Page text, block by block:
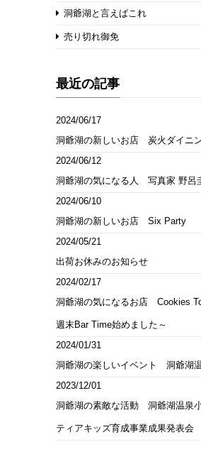
洞爺湖と言えばこれ
売り切れ御免
最近の記事
2024/06/17
洞爺湖の新しいお店 炭火ダイニ
2024/06/12
洞爺湖の気になる人 写真家 野呂
2024/06/10
洞爺湖の新しいお店 Six Party
2024/05/21
出荷お休みのお知らせ
2024/02/17
洞爺湖の気になるお店 Cookies
週末Bar Time始めました～
2024/01/31
洞爺湖の楽しいイベント 洞爺湖
2023/12/01
洞爺湖の素敵な活動 洞爺湖温泉
ティアキッズ育成事業成果発表会